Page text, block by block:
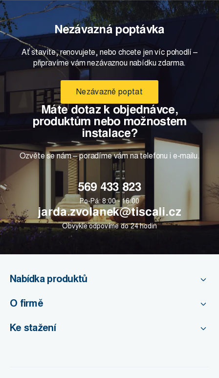
Nezávazná poptávka
Ať stavíte, renovujete, nebo chcete jen víc pohodlí –
připravíme vám nezávaznou nabídku zdarma.
Nezávazně poptat
Máte dotaz k objednávce,
produktům nebo možnostem
instalace?
Ozvěte se nám – poradíme vám na telefonu i e-mailu.
569 433 823
Po-Pá: 8:00 - 16:00
jarda.zvolanek@tiscali.cz
Obvykle odpovíme do 24 hodin
Nabídka produktů
O firmě
Ke stažení